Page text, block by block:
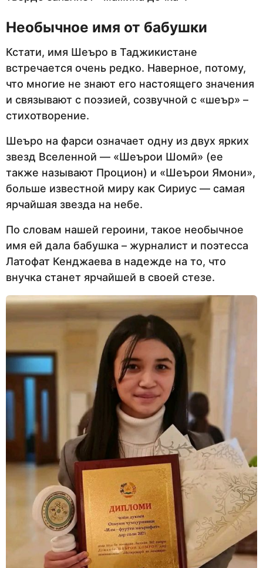
Необычное имя от бабушки
Кстати, имя Шеъро в Таджикистане
встречается очень редко. Наверное, потому,
что многие не знают его настоящего значения
и связывают с поэзией, созвучной с «шеър» –
стихотворение.
Шеъро на фарси означает одну из двух ярких
звезд Вселенной — «Шеърои Шомӣ» (ее
также называют Процион) и «Шеърои Ямони»,
больше известной миру как Сириус — самая
ярчайшая звезда на небе.
По словам нашей героини, такое необычное
имя ей дала бабушка – журналист и поэтесса
Латофат Кенджаева в надежде на то, что
внучка станет ярчайшей в своей стезе.